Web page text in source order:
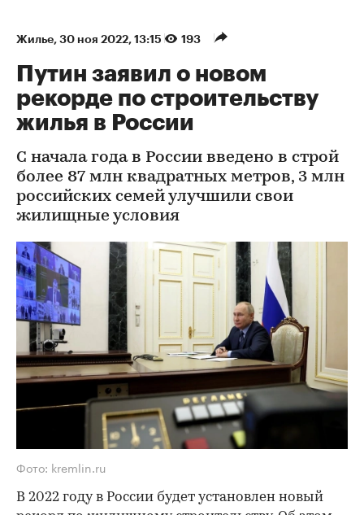
Жилье⁠, 30 ноя 2022, 13:15 193
Путин заявил о новом
рекорде по строительству
жилья в России
С начала года в России введено в строй
более 87 млн квадратных метров, 3 млн
российских семей улучшили свои
жилищные условия
Фото: kremlin.ru
В 2022 году в России будет установлен новый